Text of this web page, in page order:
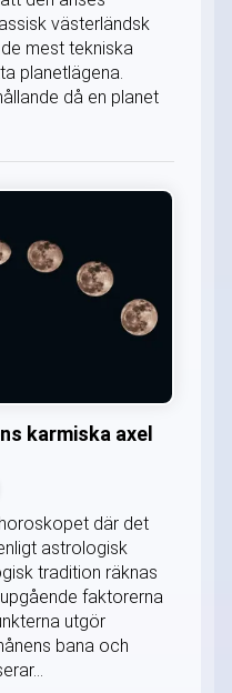
västerländsk
mest tekniska
planetlägena.
då en planet
karmiska axel
där det
astrologisk
tradition räknas
faktorerna
utgör
bana och